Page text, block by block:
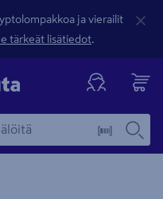
ja vierailit
tärkeät lisätiedot.